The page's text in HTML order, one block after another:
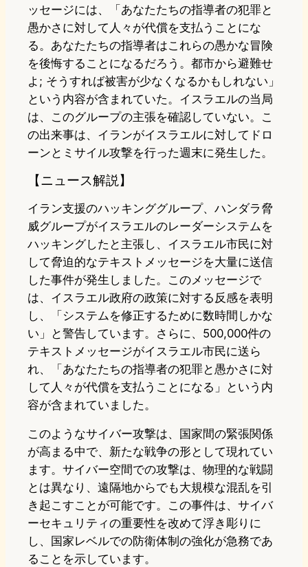
ッセージには、「あなたたちの指導者の犯罪と
愚かさに対して人々が代償を支払うことにな
る。あなたたちの指導者はこれらの愚かな冒険
を後悔することになるだろう。都市から避難せ
よ; そうすれば被害が少なくなるかもしれない」
という内容が含まれていた。イスラエルの当局
は、このグループの主張を確認していない。こ
の出来事は、イランがイスラエルに対してドロ
ーンとミサイル攻撃を行った週末に発生した。
【ニュース解説】
イラン支援のハッキンググループ、ハンダラ脅
威グループがイスラエルのレーダーシステムを
ハッキングしたと主張し、イスラエル市民に対
して脅迫的なテキストメッセージを大量に送信
した事件が発生しました。このメッセージで
は、イスラエル政府の政策に対する反感を表明
し、「システムを修正するために数時間しかな
い」と警告しています。さらに、500,000件の
テキストメッセージがイスラエル市民に送ら
れ、「あなたたちの指導者の犯罪と愚かさに対
して人々が代償を支払うことになる」という内
容が含まれていました。
このようなサイバー攻撃は、国家間の緊張関係
が高まる中で、新たな戦争の形として現れてい
ます。サイバー空間での攻撃は、物理的な戦闘
とは異なり、遠隔地からでも大規模な混乱を引
き起こすことが可能です。この事件は、サイバ
ーセキュリティの重要性を改めて浮き彫りに
し、国家レベルでの防衛体制の強化が急務であ
ることを示しています。